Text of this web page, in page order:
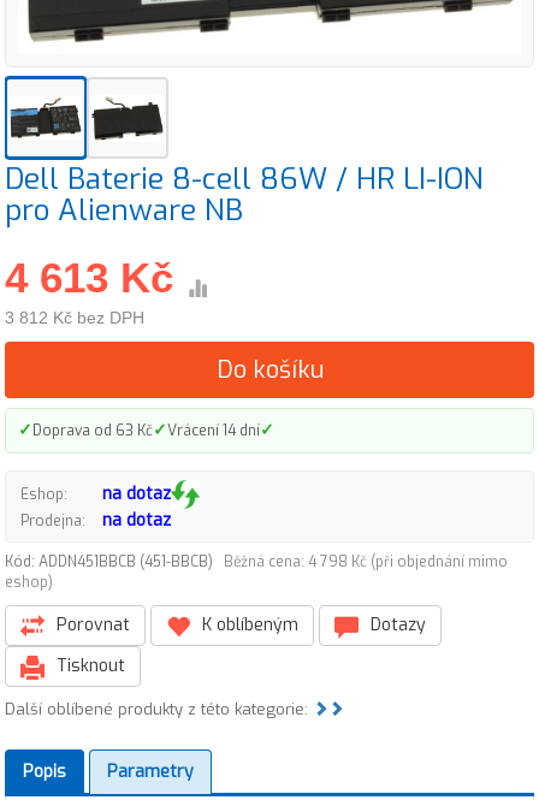
Dell Baterie 8-cell 86W / HR LI-ION
pro Alienware NB
4 613 Kč
3 812 Kč bez DPH
Do košíku
✓Doprava od 63 Kč✓Vrácení 14 dní✓
Eshop: na dotaz
Prodejna: na dotaz
Kód: ADDN451BBCB (451-BBCB)
Běžná cena: 4 798 Kč (při objednání mimo
eshop)
Porovnat K oblíbeným
Dotazy
Tisknout
Další oblíbené produkty z této kategorie:
Popis Parametry